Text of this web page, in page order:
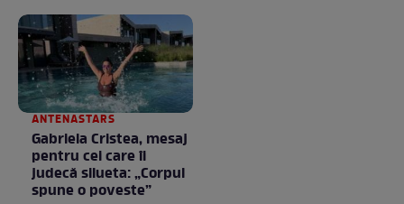
ANTENASTARS
Gabriela Cristea, mesaj
pentru cei care îi
judecă silueta: „Corpul
spune o poveste”